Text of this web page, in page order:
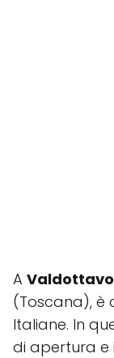
A Valdottavo
(Toscana), è
Italiane. In
di apertura e